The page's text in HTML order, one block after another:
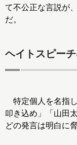
て不公正な言説が
だ。
ヘイトスピー
特定個人を名指
叩き込め」「山田
どの発言は明白に